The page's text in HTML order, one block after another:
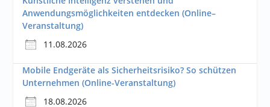
Anwendungsmöglichkeiten entdecken (Online–
Veranstaltung)
11.08.2026
Mobile Endgeräte als Sicherheitsrisiko? So schützen
Unternehmen (Online-Veranstaltung)
18.08.2026